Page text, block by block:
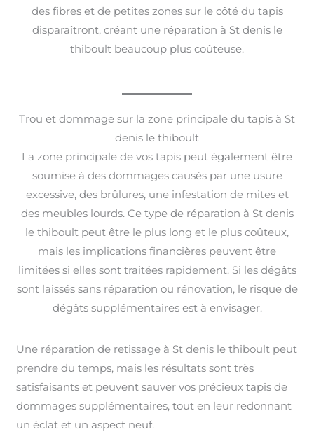
des fibres et de petites zones sur le côté du tapis
disparaîtront, créant une réparation à St denis le
thiboult beaucoup plus coûteuse.
Trou et dommage sur la zone principale du tapis à St
denis le thiboult
La zone principale de vos tapis peut également être
soumise à des dommages causés par une usure
excessive, des brûlures, une infestation de mites et
des meubles lourds. Ce type de réparation à St denis
le thiboult peut être le plus long et le plus coûteux,
mais les implications financières peuvent être
limitées si elles sont traitées rapidement. Si les dégâts
sont laissés sans réparation ou rénovation, le risque de
dégâts supplémentaires est à envisager.
Une réparation de retissage à St denis le thiboult peut
prendre du temps, mais les résultats sont très
satisfaisants et peuvent sauver vos précieux tapis de
dommages supplémentaires, tout en leur redonnant
un éclat et un aspect neuf.